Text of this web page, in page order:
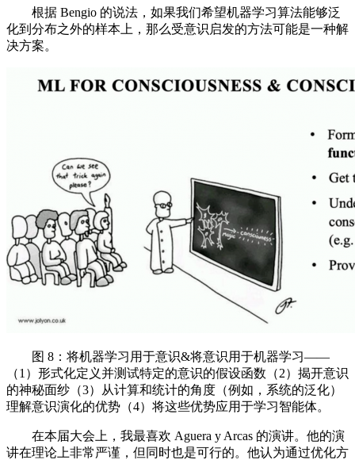
根据 Bengio 的说法，如果我们希望机器学习算法能够泛
化到分布之外的样本上，那么受意识启发的方法可能是一种解
决方案。
图 8：将机器学习用于意识&将意识用于机器学习——
（1）形式化定义并测试特定的意识的假设函数（2）揭开意识
的神秘面纱（3）从计算和统计的角度（例如，系统的泛化）
理解意识演化的优势（4）将这些优势应用于学习智能体。
在本届大会上，我最喜欢 Aguera y Arcas 的演讲。他的演
讲在理论上非常严谨，但同时也是可行的。他认为通过优化方